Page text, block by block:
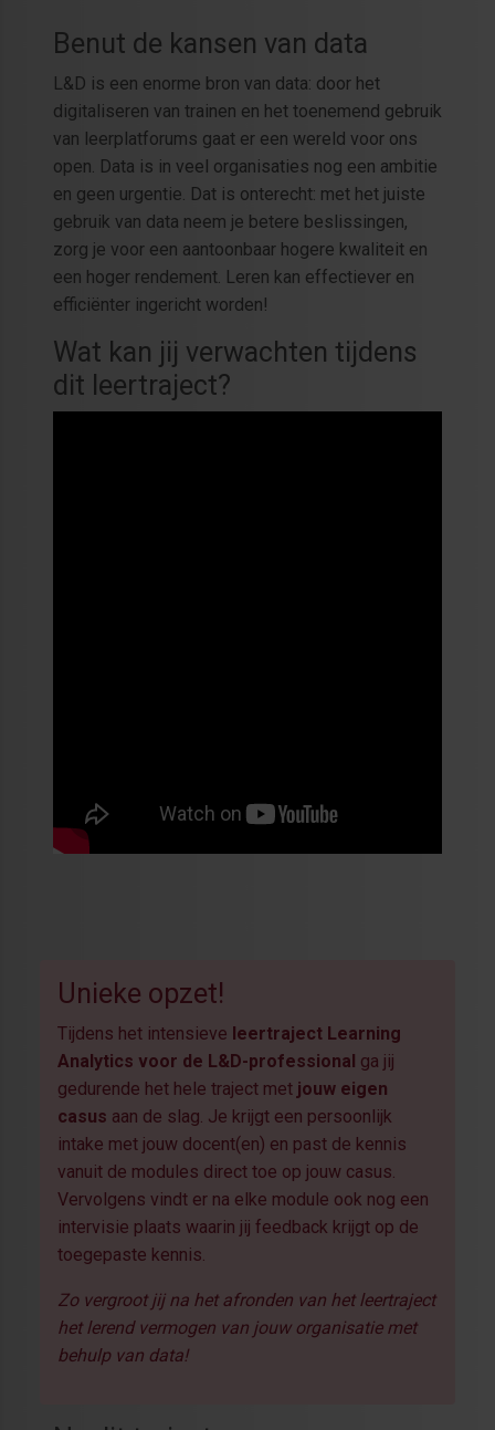
Benut de kansen van data
L&D is een enorme bron van data: door het
digitaliseren van trainen en het toenemend gebruik
van leerplatforums gaat er een wereld voor ons
open. Data is in veel organisaties nog een ambitie
en geen urgentie. Dat is onterecht: met het juiste
gebruik van data neem je betere beslissingen,
zorg je voor een aantoonbaar hogere kwaliteit en
een hoger rendement. Leren kan effectiever en
efficiënter ingericht worden!
Wat kan jij verwachten tijdens
dit leertraject?
Unieke opzet!
Tijdens het intensieve leertraject Learning
Analytics voor de L&D-professional ga jij
gedurende het hele traject met jouw eigen
casus aan de slag. Je krijgt een persoonlijk
intake met jouw docent(en) en past de kennis
vanuit de modules direct toe op jouw casus.
Vervolgens vindt er na elke module ook nog een
intervisie plaats waarin jij feedback krijgt op de
toegepaste kennis.
Zo vergroot jij na het afronden van het leertraject
het lerend vermogen van jouw organisatie met
behulp van data!